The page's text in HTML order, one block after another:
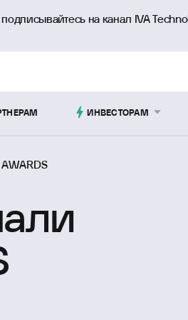
на канал IVA
ИНВЕСТОРАМ